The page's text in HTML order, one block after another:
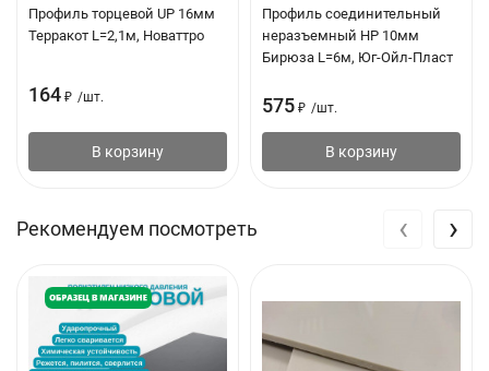
Профиль: МП-20
Длина: 2000 мм
Толщина: 1.3 мм
Профиль торцевой UP 16мм
Терракот L=2,1м, Новаттро
164 ₽ /шт.
В корзину
Профиль соединительный
неразъемный НР 10мм
Бирюза L=6м, Юг-Ойл-Пласт
575 ₽ /шт.
В корзину
Рекомендуем посмотреть ‹ ›